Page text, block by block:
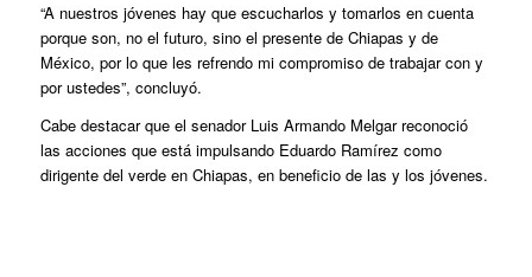
“A nuestros jóvenes hay que escucharlos y tomarlos en cuenta
porque son, no el futuro, sino el presente de Chiapas y de
México, por lo que les refrendo mi compromiso de trabajar con y
por ustedes”, concluyó.
Cabe destacar que el senador Luis Armando Melgar reconoció
las acciones que está impulsando Eduardo Ramírez como
dirigente del verde en Chiapas, en beneficio de las y los jóvenes.